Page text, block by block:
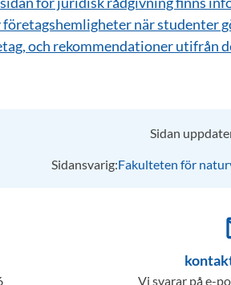
företagshemligheter när studenter
och rekommendationer utifrån
Sidan
Sidansvarig:Fakulteten för
Vi svarar på e-